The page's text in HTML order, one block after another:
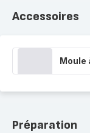
Accessoires
Moule
Préparation